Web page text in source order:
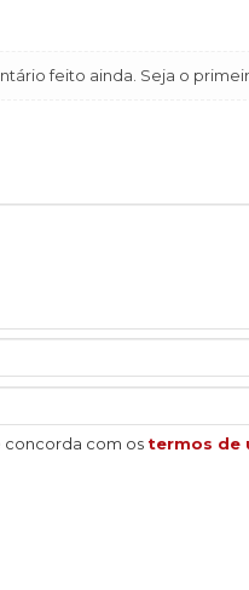
feito ainda. Seja o
concorda com os termos de